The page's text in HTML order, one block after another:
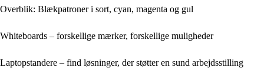
Overblik: Blækpatroner i sort, cyan, magenta og gul
Whiteboards – forskellige mærker, forskellige muligheder
Laptopstandere – find løsninger, der støtter en sund arbejdsstilling